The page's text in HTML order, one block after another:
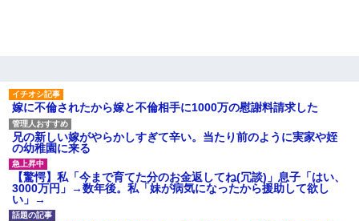
嫁に不倫されたから嫁と不倫相手に1000万の慰謝料請求した
兄の新しい嫁がやらかしすぎて辛い。当たり前のように実家や姪
の幼稚園に来る
【驚愕】私「今まで育てた分のお金返してね(冗談)」息子「はい、
3000万円」→数年後。私「妹が病気になったから援助して欲し
い」→